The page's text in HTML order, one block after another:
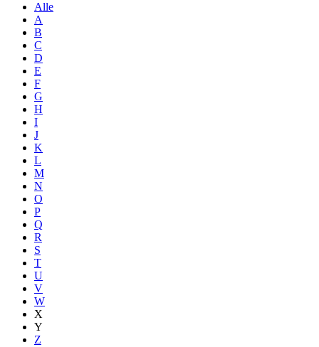
Alle
A
B
C
D
E
F
G
H
I
J
K
L
M
N
O
P
Q
R
S
T
U
V
W
X
Y
Z